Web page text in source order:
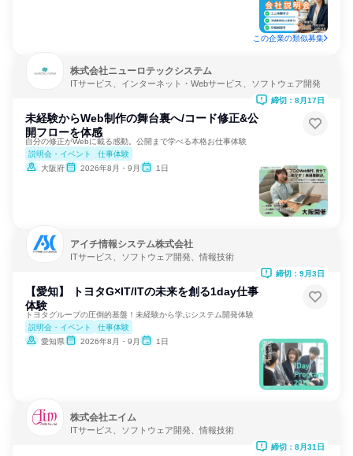
この企業の類似募集
株式会社ニューロテックシステム
ITサービス、インターネット・Webサービス、ソフトウェア開発
未経験からWeb制作の舞台裏へ/コード修正&公
開フローを体感
自分の修正がWebに載る感動。公開まで学べる本格お仕事体験
説明会・イベント
仕事体験
大阪府
2026年8月・9月 1日
締切：8月17日
アイチ情報システム株式会社
ITサービス、ソフトウェア開発、情報技術
【愛知】 トヨタG×IT/ITの未来を創る1day仕事
体験
トヨタグループの圧倒的基盤！未経験から学ぶシステム開発体験
説明会・イベント
仕事体験
愛知県
2026年8月・9月 1日
締切：9月3日
株式会社エイム
ITサービス、ソフトウェア開発、情報技術
締切：8月31日